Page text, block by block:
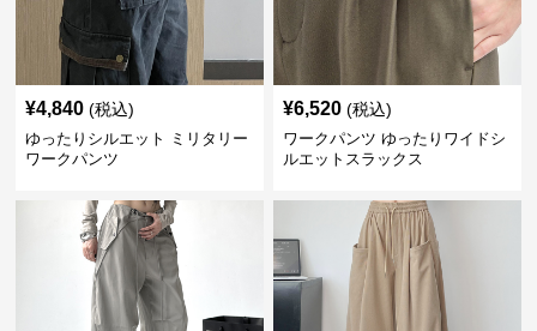
¥4,840 (税込)
ゆったりシルエット ミリタリー
ワークパンツ
¥6,520 (税込)
ワークパンツ ゆったりワイドシ
ルエットスラックス